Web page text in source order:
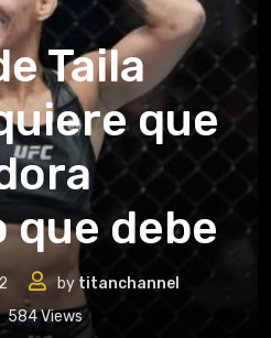
Taila
que
que debe
by titanchannel
584Views